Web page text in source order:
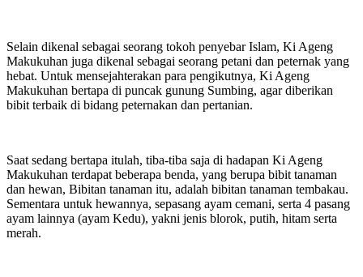
Selain dikenal sebagai seorang tokoh penyebar Islam, Ki Ageng
Makukuhan juga dikenal sebagai seorang petani dan peternak yang
hebat. Untuk mensejahterakan para pengikutnya, Ki Ageng
Makukuhan bertapa di puncak gunung Sumbing, agar diberikan
bibit terbaik di bidang peternakan dan pertanian.
Saat sedang bertapa itulah, tiba-tiba saja di hadapan Ki Ageng
Makukuhan terdapat beberapa benda, yang berupa bibit tanaman
dan hewan, Bibitan tanaman itu, adalah bibitan tanaman tembakau.
Sementara untuk hewannya, sepasang ayam cemani, serta 4 pasang
ayam lainnya (ayam Kedu), yakni jenis blorok, putih, hitam serta
merah.